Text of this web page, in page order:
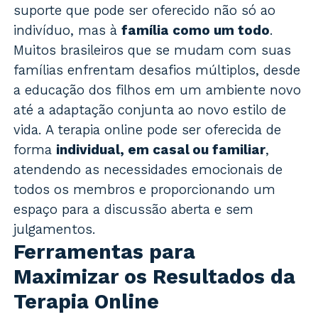
suporte que pode ser oferecido não só ao
indivíduo, mas àfamília como um todo.
Muitos brasileiros que se mudam com suas
famílias enfrentam desafios múltiplos, desde
a educação dos filhos em um ambiente novo
até a adaptação conjunta ao novo estilo de
vida. A terapia online pode ser oferecida de
forma individual, em casal ou familiar,
atendendo as necessidades emocionais de
todos os membros e proporcionando um
espaço para a discussão aberta e sem
julgamentos.
Ferramentas para
Maximizar os Resultados da
Terapia Online